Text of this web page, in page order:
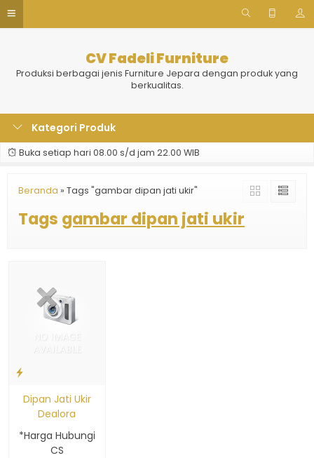
CV Fadeli Furniture
Produksi berbagai jenis Furniture Jepara dengan produk yang
berkualitas.
Kategori Produk
Buka setiap hari 08.00 s/d jam 22.00 WIB
Beranda » Tags "gambar dipan jati ukir"
Tags gambar dipan jati ukir
Dipan Jati Ukir
Dealora
*Harga Hubungi
CS